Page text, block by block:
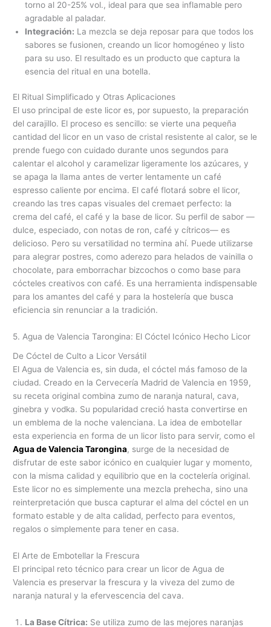
torno al 20-25% vol., ideal para que sea inflamable pero
agradable al paladar.
Integración: La mezcla se deja reposar para que todos los
sabores se fusionen, creando un licor homogéneo y listo
para su uso. El resultado es un producto que captura la
esencia del ritual en una botella.
El Ritual Simplificado y Otras Aplicaciones
El uso principal de este licor es, por supuesto, la preparación
del carajillo. El proceso es sencillo: se vierte una pequeña
cantidad del licor en un vaso de cristal resistente al calor, se le
prende fuego con cuidado durante unos segundos para
calentar el alcohol y caramelizar ligeramente los azúcares, y
se apaga la llama antes de verter lentamente un café
espresso caliente por encima. El café flotará sobre el licor,
creando las tres capas visuales del cremaet perfecto: la
crema del café, el café y la base de licor. Su perfil de sabor —
dulce, especiado, con notas de ron, café y cítricos— es
delicioso. Pero su versatilidad no termina ahí. Puede utilizarse
para alegrar postres, como aderezo para helados de vainilla o
chocolate, para emborrachar bizcochos o como base para
cócteles creativos con café. Es una herramienta indispensable
para los amantes del café y para la hostelería que busca
eficiencia sin renunciar a la tradición.
5. Agua de Valencia Tarongina: El Cóctel Icónico Hecho Licor
De Cóctel de Culto a Licor Versátil
El Agua de Valencia es, sin duda, el cóctel más famoso de la
ciudad. Creado en la Cervecería Madrid de Valencia en 1959,
su receta original combina zumo de naranja natural, cava,
ginebra y vodka. Su popularidad creció hasta convertirse en
un emblema de la noche valenciana. La idea de embotellar
esta experiencia en forma de un licor listo para servir, como el
Agua de Valencia Tarongina, surge de la necesidad de
disfrutar de este sabor icónico en cualquier lugar y momento,
con la misma calidad y equilibrio que en la coctelería original.
Este licor no es simplemente una mezcla prehecha, sino una
reinterpretación que busca capturar el alma del cóctel en un
formato estable y de alta calidad, perfecto para eventos,
regalos o simplemente para tener en casa.
El Arte de Embotellar la Frescura
El principal reto técnico para crear un licor de Agua de
Valencia es preservar la frescura y la viveza del zumo de
naranja natural y la efervescencia del cava.
La Base Cítrica: Se utiliza zumo de las mejores naranjas